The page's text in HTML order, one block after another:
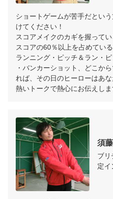
ショートゲームが苦手だとい
けてください！
スコアメイクのカギを握って
スコアの60％以上を占めてい
ランニング・ピッチ＆ラン・
・バンカーショット、どこか
れば、その日のヒーローはあな
熱いトークで熱心にお伝えしま
須
ブリ
定イ